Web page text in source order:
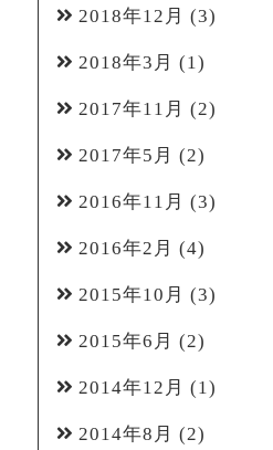
2018年12月 (3)
2018年3月 (1)
2017年11月 (2)
2017年5月 (2)
2016年11月 (3)
2016年2月 (4)
2015年10月 (3)
2015年6月 (2)
2014年12月 (1)
2014年8月 (2)